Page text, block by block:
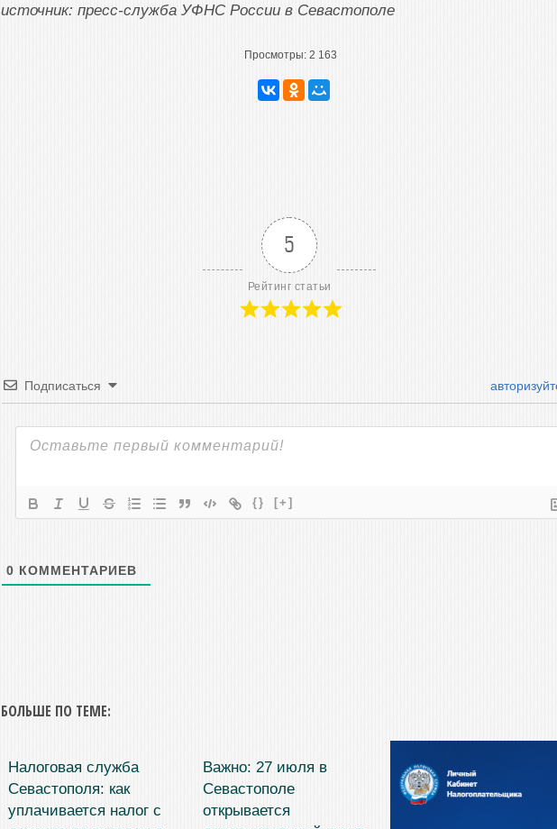
источник: пресс-служба УФНС России в Севастополе
Просмотры: 2 163
5
Рейтинг статьи
Подписаться
{} [+]
0 КОММЕНТАРИЕВ
БОЛЬШЕ ПО ТЕМЕ:
Налоговая служба
Севастополя: как
уплачивается налог с
Важно: 27 июля в
Севастополе
открывается